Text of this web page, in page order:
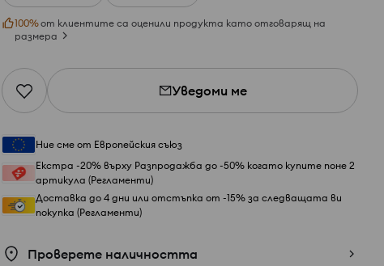
100%от клиентите са оценили продукта като отговарящ на
размера
Уведоми ме
Ние сме от Европейския съюз
Екстра -20% върху Разпродажба до -50% когато купите поне 2
артикула (Регламенти)
Доставка до 4 дни или отстъпка от -15% за следващата ви
покупка (Регламенти)
Проверете наличността